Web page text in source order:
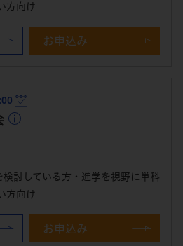
方向け
お申込み
討している方・進学を視野に単科
方向け
お申込み